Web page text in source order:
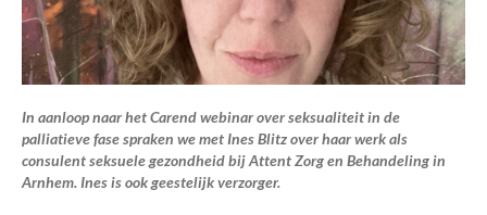
In aanloop naar het Carend webinar over seksualiteit in de
palliatieve fase spraken we met Ines Blitz over haar werk als
consulent seksuele gezondheid bij Attent Zorg en Behandeling in
Arnhem. Ines is ook geestelijk verzorger.